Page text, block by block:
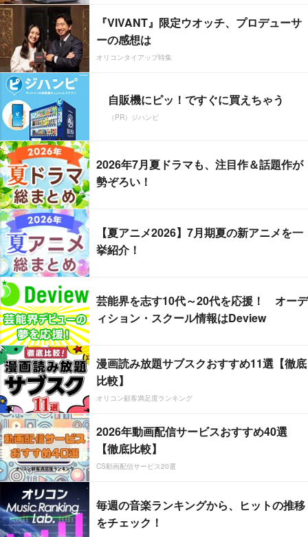
『VIVANT』限定ウオッチ、プロデューサ
ーの感想は
オリコンタイアップ特集
自販機にピッ！ですぐに買えちゃう
（PR）ジハンピ
2026年7月夏ドラマも、注目作＆話題作が
勢ぞろい！
【夏アニメ2026】7月期夏の新アニメを一
挙紹介！
芸能界を志す10代～20代を応援！ オーデ
ィション・スクール情報はDeview
漫画読み放題サブスクおすすめ11選【徹底
比較】
オリコン顧客満足度ランキング
2026年動画配信サービスおすすめ40選
【徹底比較】
CS動画配信サービス20選
毎週の音楽ランキングから、ヒットの推移
をチェック！